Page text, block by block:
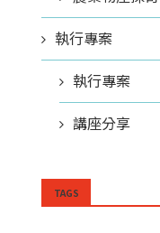
執行專案
執行專案
講座分享
TAGS